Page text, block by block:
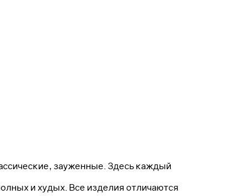
зауженные. Здесь каждый
и худых. Все изделия отличаются